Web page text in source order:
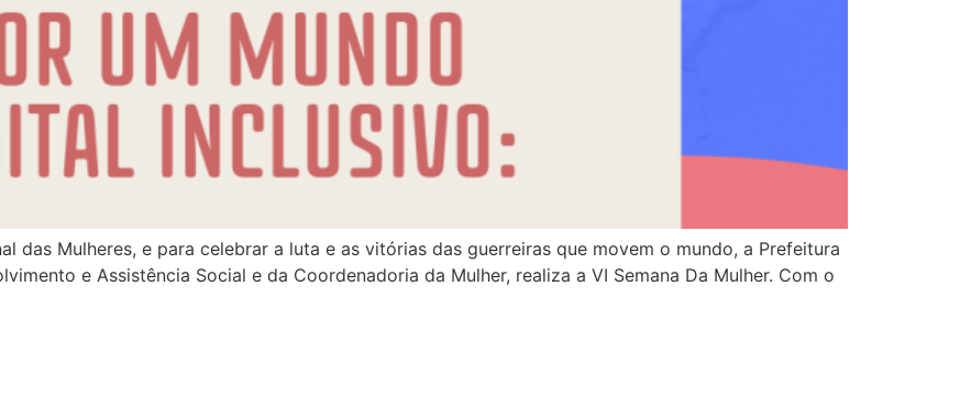
das Mulheres, e para celebrar a luta e as vitórias das guerreiras que movem o mundo, a Prefeitura
e Assistência Social e da Coordenadoria da Mulher, realiza a VI Semana Da Mulher. Com o